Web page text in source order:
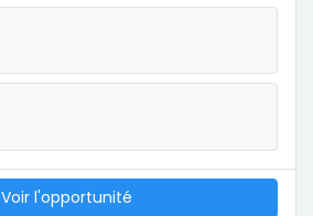
Voir l'opportunité